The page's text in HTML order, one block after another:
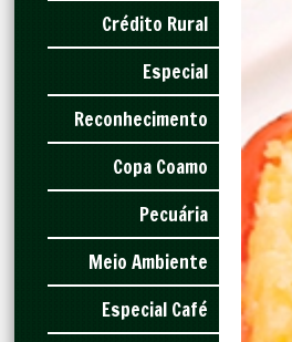
Crédito Rural
Especial
Reconhecimento
Copa Coamo
Pecuária
Meio Ambiente
Especial Café